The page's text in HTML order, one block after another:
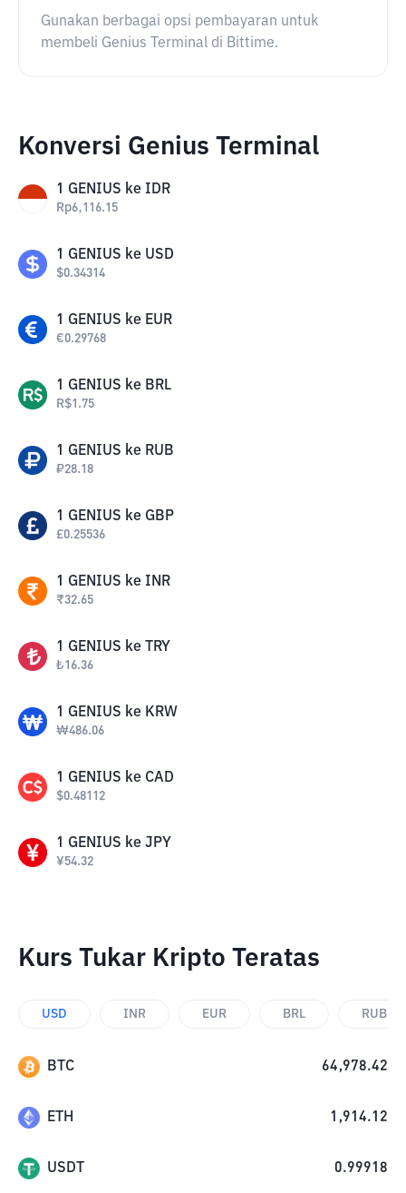
Gunakan berbagai opsi pembayaran untuk
membeli Genius Terminal di Bittime.
Konversi Genius Terminal
1 GENIUS ke IDR
Rp6,116.15
1 GENIUS ke USD
$0.34314
1 GENIUS ke EUR
€0.29768
1 GENIUS ke BRL
R$1.75
1 GENIUS ke RUB
₽28.18
1 GENIUS ke GBP
£0.25536
1 GENIUS ke INR
₹32.65
1 GENIUS ke TRY
₺16.36
1 GENIUS ke KRW
₩486.06
1 GENIUS ke CAD
$0.48112
1 GENIUS ke JPY
¥54.32
Kurs Tukar Kripto Teratas
USD INR EUR BRL RUB
BTC 64,978.42
ETH 1,914.12
USDT 0.99918